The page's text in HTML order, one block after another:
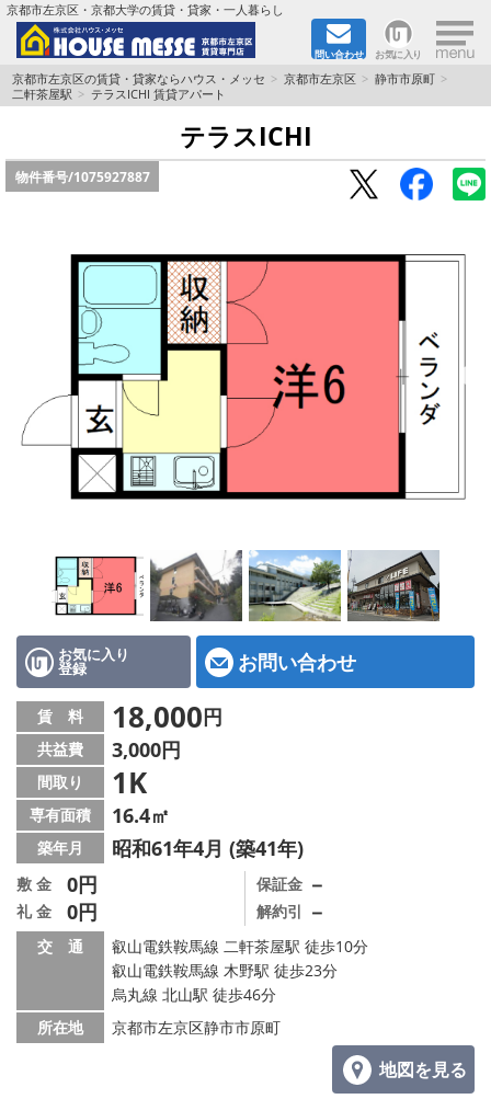
京都市左京区・京都大学の賃貸・貸家・一人暮らし
問い合わせ お気に入り ×
TOPページ
地域から検索
書類DL & 入居者さまへ
家族で住むならマンション？賃家？
一人暮らしの物件特集
ペット相談OKの賃貸！
特選物件
ハウスメーカー施工特集！
路線·駅から探す
IT重説について
スタッフ紹介
賃貸管理の北白川店
店舗情報·アクセス
会社概要
メールでお問い合わせ
京都市左京区の賃貸・貸家ならハウス・メッセ 京都市左京区
静市市原町
二軒茶屋駅
テラスICHI 賃貸アパート
テラスICHI
物件番号/1075927887
お気に入り
登録 お問い合わせ
賃 料 18,000円
共益費 3,000円
間取り 1K
専有面積 16.4㎡
築年月 昭和61年4月 (築41年)
敷 金 0円
礼 金 0円
保証金 －
解約引 －
交 通
叡山電鉄鞍馬線 二軒茶屋駅 徒歩10分
叡山電鉄鞍馬線 木野駅 徒歩23分
烏丸線 北山駅 徒歩46分
所在地
京都市左京区静市市原町
地図を見る